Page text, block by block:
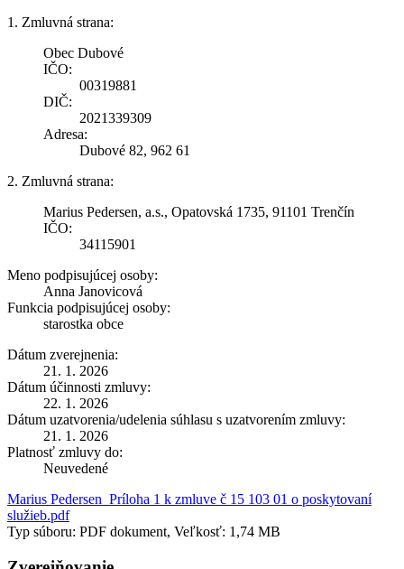
1. Zmluvná strana:
Obec Dubové
IČO:
00319881
DIČ:
2021339309
Adresa:
Dubové 82, 962 61
2. Zmluvná strana:
Marius Pedersen, a.s., Opatovská 1735, 91101 Trenčín
IČO:
34115901
Meno podpisujúcej osoby:
Anna Janovicová
Funkcia podpisujúcej osoby:
starostka obce
Dátum zverejnenia:
21. 1. 2026
Dátum účinnosti zmluvy:
22. 1. 2026
Dátum uzatvorenia/udelenia súhlasu s uzatvorením zmluvy:
21. 1. 2026
Platnosť zmluvy do:
Neuvedené
Marius Pedersen_Príloha 1 k zmluve č 15 103 01 o poskytovaní
služieb.pdf
Typ súboru: PDF dokument, Veľkosť: 1,74 MB